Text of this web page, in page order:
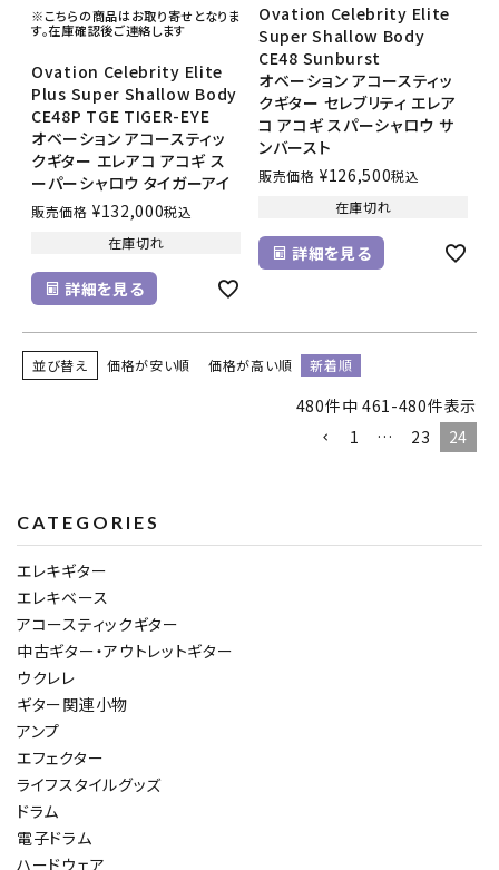
※こちらの商品はお取り寄せとなりま
す。在庫確認後ご連絡します
Ovation Celebrity Elite
Plus Super Shallow Body
CE48P TGE TIGER-EYE
オベーション アコースティッ
クギター エレアコ アコギ ス
ーパーシャロウ タイガーアイ
販売価格 ¥132,000税込
在庫切れ
詳細を見る
Ovation Celebrity Elite
Super Shallow Body
CE48 Sunburst
オベーション アコースティッ
クギター セレブリティ エレア
コ アコギ スパーシャロウ サ
ンバースト
販売価格 ¥126,500税込
在庫切れ
詳細を見る
並び替え 価格が安い順 価格が高い順 新着順
480件中 461 -480件表示
1
… 23 24
CATEGORIES
エレキギター
エレキベース
アコースティックギター
中古ギター・アウトレットギター
ウクレレ
ギター関連小物
アンプ
エフェクター
ライフスタイルグッズ
ドラム
電子ドラム
ハードウェア